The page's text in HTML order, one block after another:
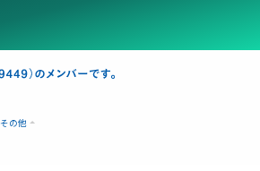
その他